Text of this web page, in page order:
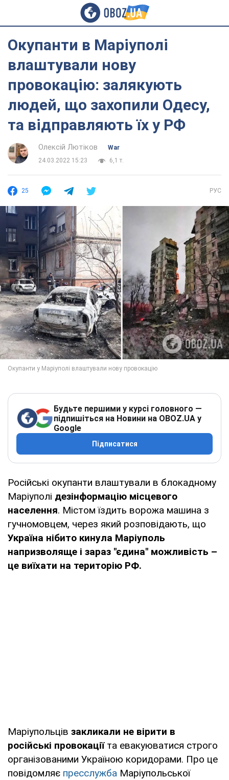
Окупанти в Маріуполі
влаштували нову
провокацію: залякують
людей, що захопили Одесу,
та відправляють їх у РФ
Олексій Лютіков
War
24.03.2022 15:23
6,1 т.
25 РУС
Будьте першими у курсі головного —
підпишіться на Новини на OBOZ.UA у
Google
Підписатися
Російські окупанти влаштували в блокадному
Маріуполі дезінформацію місцевого
населення. Містом їздить ворожа машина з
гучномовцем, через який розповідають, що
Україна нібито кинула Маріуполь
напризволяще і зараз "єдина" можливість –
це виїхати на територію РФ.
Маріупольців закликали не вірити в
російські провокаціїта евакуюватися строго
організованими Україною коридорами. Про це
повідомляє пресслужба Маріупольської